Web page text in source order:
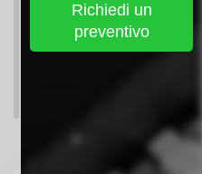
Richiedi un
preventivo